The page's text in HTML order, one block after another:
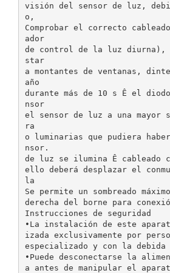
visión del sensor de luz,
o,
Comprobar el correcto
ador
de control de la luz diurna),
star
a montantes de ventanas,
año
durante más de 10 s Ê el
nsor
el sensor de luz a una mayor
ra
o luminarias que pudiera
nsor.
de luz se ilumina Ê cableado
ello deberá desplazar el
la
Se permite un sombreado
derecha del borne para
Instrucciones de seguridad
•La instalación de este
izada exclusivamente por
especializado y con la debida
•Puede desconectarse la
a antes de manipular el